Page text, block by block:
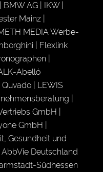
AG | IKW |
Mainz |
MEDIA Werbe-
| Flexlink
|
Abelló
| LEWIS
|
GmbH |
GmbH |
Gesundheit und
Deutschland
Südhessen